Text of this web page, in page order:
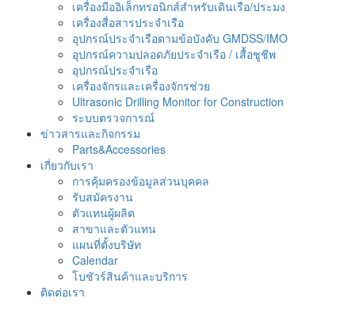
เครื่องมืออิเล็กทรอนิกส์สำหรับเดินเรือ/ประมง
เครื่องสื่อสารประจำเรือ
อุปกรณ์ประจำเรือตามข้อบังคับ GMDSS/IMO
อุปกรณ์ความปลอดภัยประจำเรือ / เสื้อชูชีพ
อุปกรณ์ประจำเรือ
เครื่องจักรและเครื่องจักรช่วย
Ultrasonic Drilling Monitor for Construction
ระบบตรวจการณ์
ข่าวสารและกิจกรรม
Parts&Accessories
เกี่ยวกับเรา
การคุ้มครองข้อมูลส่วนบุคคล
รับสมัครงาน
ตัวแทนผู้ผลิต
สาขาและตัวแทน
แผนที่ตั้งบริษัท
Calendar
โบชัวร์สินค้าและบริการ
ติดต่อเรา